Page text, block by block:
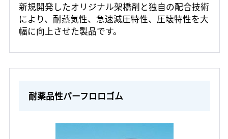
新規開発したオリジナル架橋剤と独自の配合技術
により、耐蒸気性、急速減圧特性、圧壊特性を大
幅に向上させた製品です。
耐薬品性パーフロロゴム